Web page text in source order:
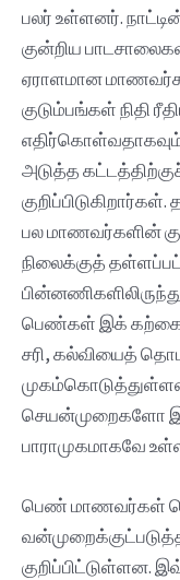
பலர் உள்ளனர்.
குன்றிய
ஏராளமான
குடும்பங்கள் நிதி
அடுத்த
பல மாணவர்களின்
நிலைக்குத்
பெண்கள் இக் கற்கை
சரி, கல்வியைத்
செயன்முறைகளோ
பாராமுகமாகவே
பெண் மாணவர்கள்
குறிப்பிட்டுள்ளன.